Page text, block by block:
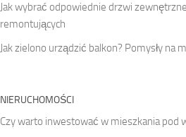
Jak wybrać odpowiednie drzwi
remontujących
Jak zielono urządzić balkon? Pomysły na
NIERUCHOMOŚCI
Czy warto inwestować w mieszkania pod